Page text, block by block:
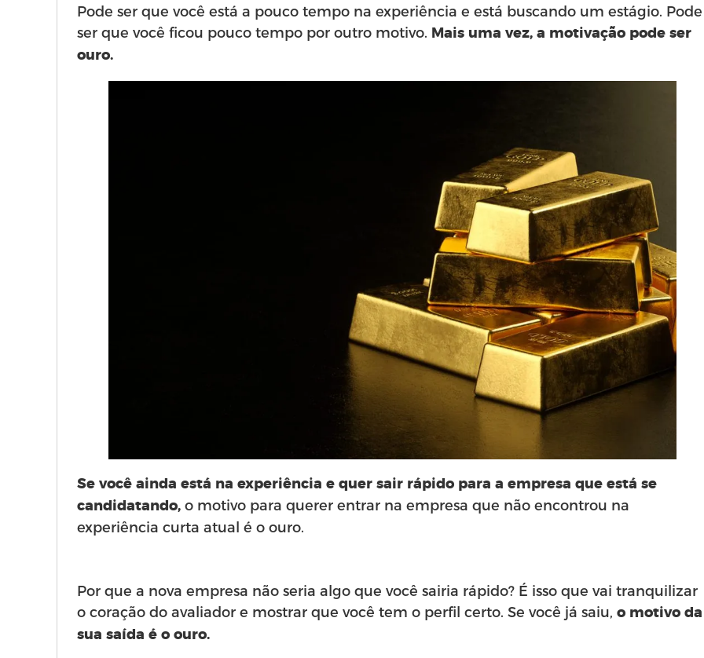
Pode ser que você está a pouco tempo na experiência e está buscando um estágio. Pode
ser que você ficou pouco tempo por outro motivo. Mais uma vez, a motivação pode ser
ouro.
Se você ainda está na experiência e quer sair rápido para a empresa que está se
candidatando, o motivo para querer entrar na empresa que não encontrou na
experiência curta atual é o ouro.
Por que a nova empresa não seria algo que você sairia rápido? É isso que vai tranquilizar
o coração do avaliador e mostrar que você tem o perfil certo. Se você já saiu, o motivo da
sua saída é o ouro.